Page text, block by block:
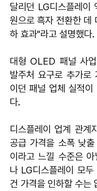
달리던 LG디스플레
원으로 흑자 전환한
하 효과"라고 설명했다.
대형 OLED 패널 사
발주처 요구로 추가로
이던 패널 업체 실적
다.
디스플레이 업계 관계
공급 가격을 소폭 낮
이라고 느낄 수준은 아
나 LG디스플레이 모
건 가격을 인하할 수는